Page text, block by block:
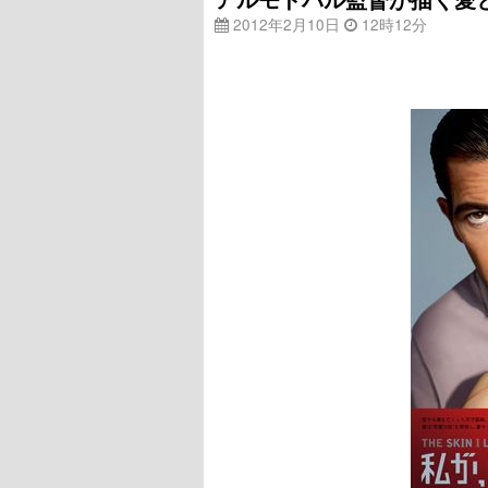
2012年2月10日 12時12分